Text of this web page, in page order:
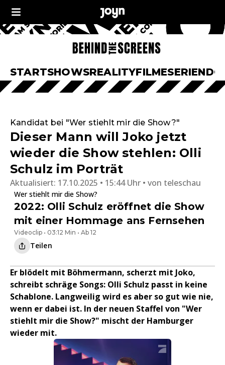
STARTSHOWSREALITYFILMESERIEN
Kandidat bei "Wer stiehlt mir die Show?"
Dieser Mann will Joko jetzt
wieder die Show stehlen: Olli
Schulz im Porträt
Aktualisiert: 17.10.2025 • 15:44 Uhr von teleschau
Wer stiehlt mir die Show?
2022: Olli Schulz eröffnet die Show
mit einer Hommage ans Fernsehen
Videoclip • 03:12 Min • Ab 12
Teilen
Er blödelt mit Böhmermann, scherzt mit Joko,
schreibt schräge Songs: Olli Schulz passt in keine
Schablone. Langweilig wird es aber so gut wie nie,
wenn er dabei ist. In der neuen Staffel von "Wer
stiehlt mir die Show?" mischt der Hamburger
wieder mit.